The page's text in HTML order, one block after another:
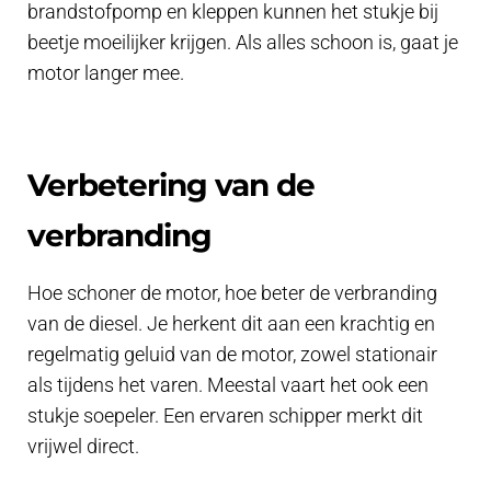
brandstofpomp en kleppen kunnen het stukje bij
beetje moeilijker krijgen. Als alles schoon is, gaat je
motor langer mee.
Verbetering van de
verbranding
Hoe schoner de motor, hoe beter de verbranding
van de diesel. Je herkent dit aan een krachtig en
regelmatig geluid van de motor, zowel stationair
als tijdens het varen. Meestal vaart het ook een
stukje soepeler. Een ervaren schipper merkt dit
vrijwel direct.